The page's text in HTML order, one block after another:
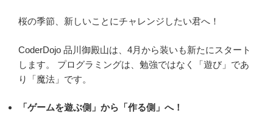
桜の季節、新しいことにチャレンジしたい君へ！
CoderDojo 品川御殿山は、4月から装いも新たにスタート
します。 プログラミングは、勉強ではなく「遊び」であ
り「魔法」です。
「ゲームを遊ぶ側」から「作る側」へ！